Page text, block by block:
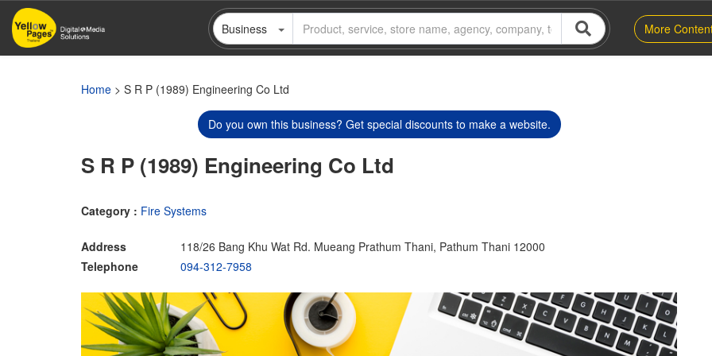
Skip
main
Business More
Home > S R P (1989) Engineering Co Ltd
Do you own this business? Get special discounts to make a website.
S R P (1989) Engineering Co Ltd
Category : Fire Systems
Address
118/26 Bang Khu Wat Rd. Mueang Prathum Thani, Pathum Thani 12000
Telephone
094-312-7958